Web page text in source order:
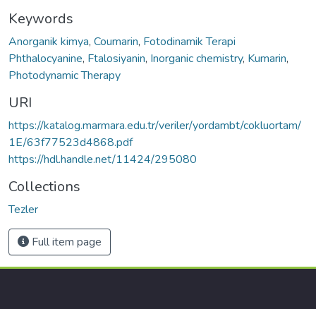
Keywords
Anorganik kimya, Coumarin, Fotodinamik Terapi
Phthalocyanine, Ftalosiyanin, Inorganic chemistry, Kumarin,
Photodynamic Therapy
URI
https://katalog.marmara.edu.tr/veriler/yordambt/cokluortam/
1E/63f77523d4868.pdf
https://hdl.handle.net/11424/295080
Collections
Tezler
Full item page